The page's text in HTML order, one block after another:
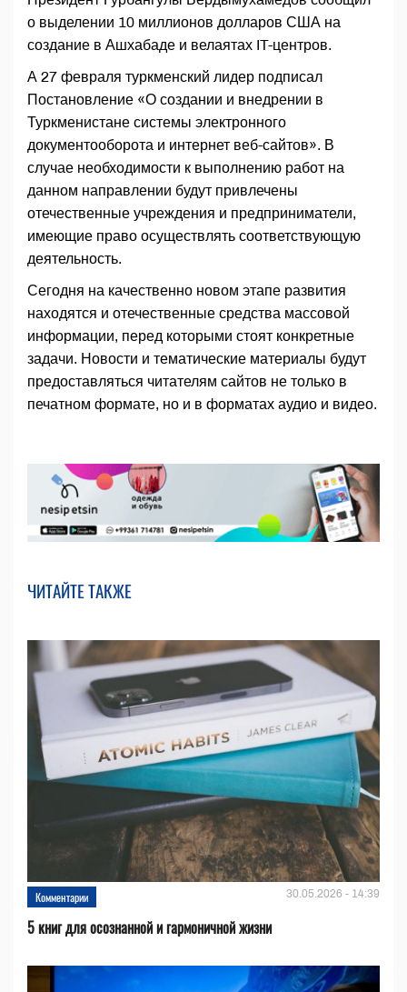
о выделении 10 миллионов долларов США на
создание в Ашхабаде и велаятах IT-центров.
А 27 февраля туркменский лидер подписал
Постановление «О создании и внедрении в
Туркменистане системы электронного
документооборота и интернет веб-сайтов». В
случае необходимости к выполнению работ на
данном направлении будут привлечены
отечественные учреждения и предприниматели,
имеющие право осуществлять соответствующую
деятельность.
Сегодня на качественно новом этапе развития
находятся и отечественные средства массовой
информации, перед которыми стоят конкретные
задачи. Новости и тематические материалы будут
предоставляться читателям сайтов не только в
печатном формате, но и в форматах аудио и видео.
ЧИТАЙТЕ ТАКЖЕ
Комментарии 30.05.2026 - 14:39
5 книг для осознанной и гармоничной жизни